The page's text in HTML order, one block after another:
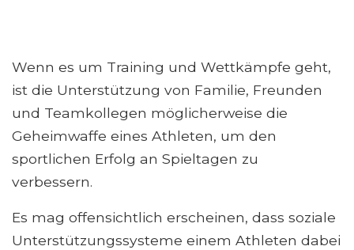
Wenn es um Training und Wettkämpfe geht,
ist die Unterstützung von Familie, Freunden
und Teamkollegen möglicherweise die
Geheimwaffe eines Athleten, um den
sportlichen Erfolg an Spieltagen zu
verbessern.
Es mag offensichtlich erscheinen, dass soziale
Unterstützungssysteme einem Athleten dabei